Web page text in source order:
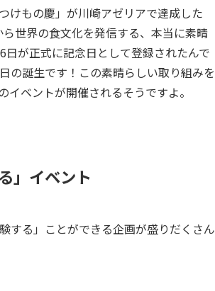
けもの慶」が川崎アゼリアで達成した
世界の食文化を発信する、本当に素晴
が正式に記念日として登録されたんで
の誕生です！この素晴らしい取り組みを
ベントが開催されるそうですよ。
」イベント
する」ことができる企画が盛りだくさん